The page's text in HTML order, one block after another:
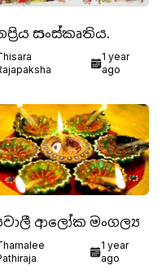
සංස්කෘතිය.
1 year
ago
ආලෝක මංගල්‍ය
1 year
ago